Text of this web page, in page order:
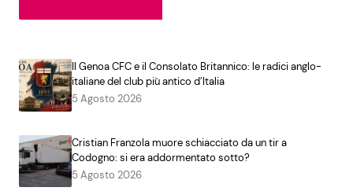
Il Genoa CFC e il Consolato Britannico: le radici anglo-
italiane del club più antico d’Italia
5 Agosto 2026
Cristian Franzola muore schiacciato da un tir a
Codogno: si era addormentato sotto?
5 Agosto 2026